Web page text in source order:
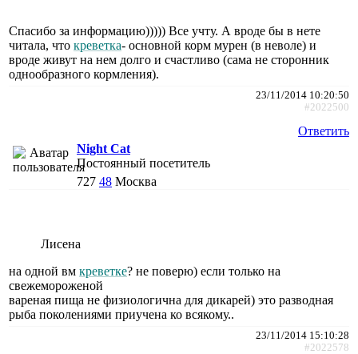
Спасибо за информацию))))) Все учту. А вроде бы в нете
читала, что креветка- основной корм мурен (в неволе) и
вроде живут на нем долго и счастливо (сама не сторонник
однообразного кормления).
23/11/2014 10:20:50
#2022500
Ответить
Night Cat
Постоянный посетитель
727 48 Москва
Лисена
на одной вм креветке? не поверю) если только на
свежемороженой
вареная пища не физиологична для дикарей) это разводная
рыба поколениями приучена ко всякому..
23/11/2014 15:10:28
#2022578